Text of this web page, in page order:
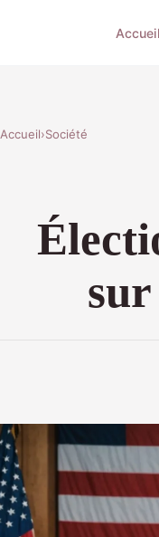
Accueil
Accueil›Société